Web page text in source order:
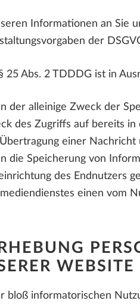
Informationen an Sie
der
25 Abs. 2 TDDDG ist in
der alleinige Zweck der
des Zugriffs auf bereits
einer Nachricht
die Speicherung von
des Endnutzers
einen vom
WEBSITE
bloß informatorischen